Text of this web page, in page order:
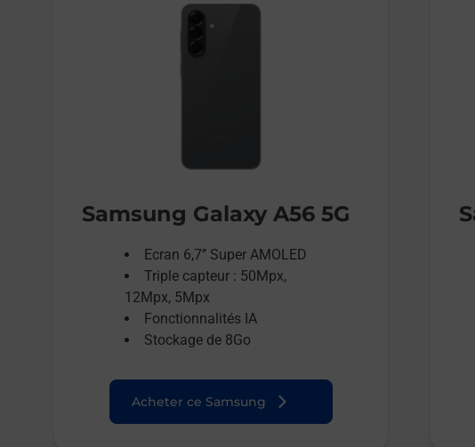
Samsung Galaxy A56 5G
Ecran 6,7’’ Super AMOLED
Triple capteur : 50Mpx,
12Mpx, 5Mpx
Fonctionnalités IA
Stockage de 8Go
Acheter ce Samsung